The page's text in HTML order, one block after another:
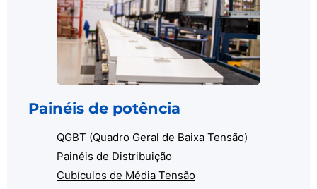
Painéis de potência
QGBT (Quadro Geral de Baixa Tensão)
Painéis de Distribuição
Cubículos de Média Tensão